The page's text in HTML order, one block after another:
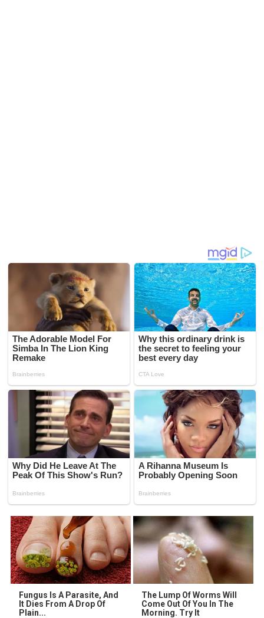
Fungus Is A Parasite, And
It Dies From A Drop Of
Plain...
The Lump Of Worms Will
Come Out Of You In The
Morning. Try It